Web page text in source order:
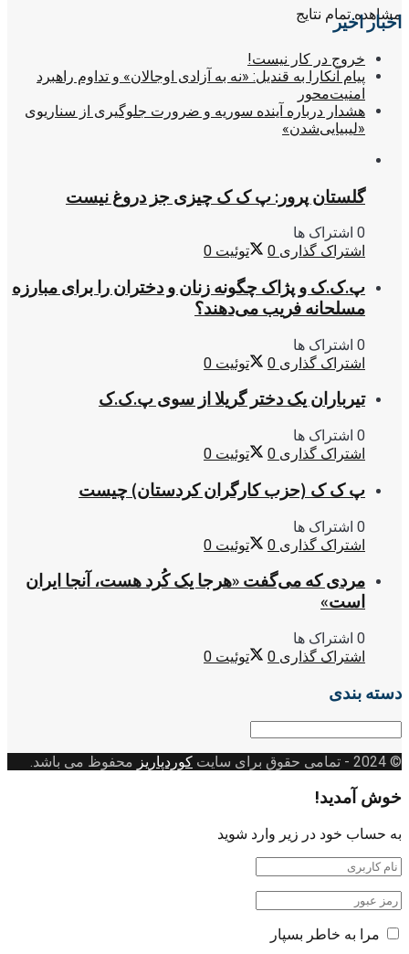
مشاهده تمام نتایج
اخبار اخیر
خروج در کار نیست!
پیام آنکارا به قندیل: «نه به آزادی اوجالان» و تداوم راهبرد
امنیت‌محور
هشدار درباره آینده سوریه و ضرورت جلوگیری از سناریوی
«لیبیایی‌شدن»
گلستان پرور: پ ک ک چیزی جز دروغ نیست
0 اشتراک ها
اشتراک گذاری 0 توئیت 0
پ.ک.ک و پژاک چگونه زنان و دختران را برای مبارزه
مسلحانه فریب می‌دهند؟
0 اشتراک ها
اشتراک گذاری 0 توئیت 0
تیرباران یک دختر گریلا از سوی پ.ک.ک
0 اشتراک ها
اشتراک گذاری 0 توئیت 0
پ ک ک (حزب کارگران کردستان) چیست
0 اشتراک ها
اشتراک گذاری 0 توئیت 0
مردی که می‌گفت «هرجا یک کُرد هست، آنجا ایران
است»
0 اشتراک ها
اشتراک گذاری 0 توئیت 0
دسته بندی
© 2024
- تمامی حقوق برای سایت کوردپاریز محفوظ می باشد.
خوش آمدید!
به حساب خود در زیر وارد شوید
مرا به خاطر بسپار